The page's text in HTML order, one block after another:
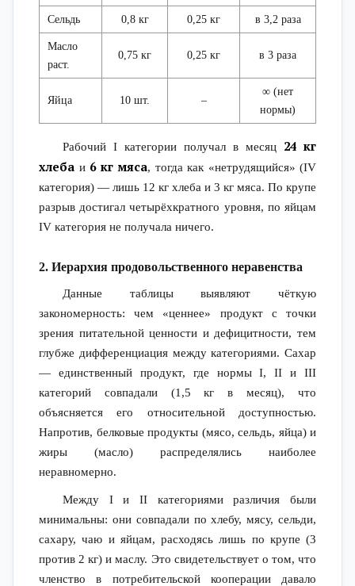
Сельдь 0,8 кг 0,25 кг в 3,2 раза
Масло
раст.
0,75 кг 0,25 кг в 3 раза
Яйца 10 шт. –
∞ (нет
нормы)
Рабочий I категории получал в месяц 24 кг
хлеба и 6 кг мяса, тогда как «нетрудящийся» (IV
категория) — лишь 12 кг хлеба и 3 кг мяса. По крупе
разрыв достигал четырёхкратного уровня, по яйцам
IV категория не получала ничего.
2. Иерархия продовольственного неравенства
Данные таблицы выявляют чёткую
закономерность: чем «ценнее» продукт с точки
зрения питательной ценности и дефицитности, тем
глубже дифференциация между категориями. Сахар
— единственный продукт, где нормы I, II и III
категорий совпадали (1,5 кг в месяц), что
объясняется его относительной доступностью.
Напротив, белковые продукты (мясо, сельдь, яйца) и
жиры (масло) распределялись наиболее
неравномерно.
Между I и II категориями различия были
минимальны: они совпадали по хлебу, мясу, сельди,
сахару, чаю и яйцам, расходясь лишь по крупе (3
против 2 кг) и маслу. Это свидетельствует о том, что
членство в потребительской кооперации давало